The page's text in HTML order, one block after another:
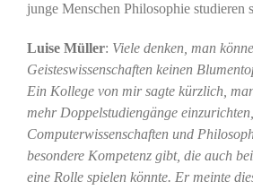
junge Menschen Philosophie studieren
Luise Müller: Viele denken, man
Geisteswissenschaften keinen
Ein Kollege von mir sagte kürzlich,
mehr Doppelstudiengänge
Computerwissenschaften und
besondere Kompetenz gibt, die auch
eine Rolle spielen könnte. Er meinte